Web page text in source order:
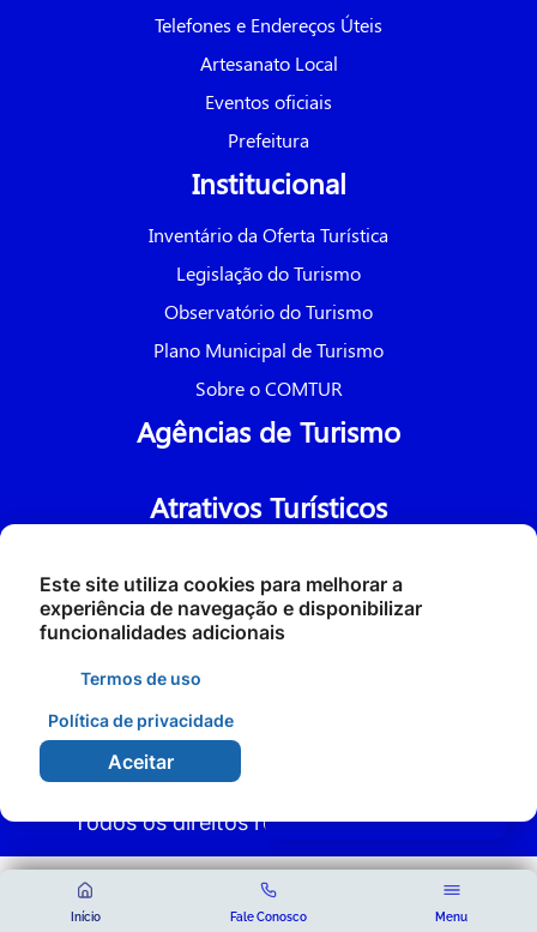
Início Fale Conosco Menu
Telefones e Endereços Úteis
Artesanato Local
Eventos oficiais
Prefeitura
Institucional
Inventário da Oferta Turística
Legislação do Turismo
Observatório do Turismo
Plano Municipal de Turismo
Sobre o COMTUR
Agências de Turismo
Atrativos Turísticos
Fale Conosco
Todos os direitos reservados
Este site utiliza cookies para melhorar a
experiência de navegação e disponibilizar
funcionalidades adicionais
Termos de uso
Política de privacidade
Aceitar